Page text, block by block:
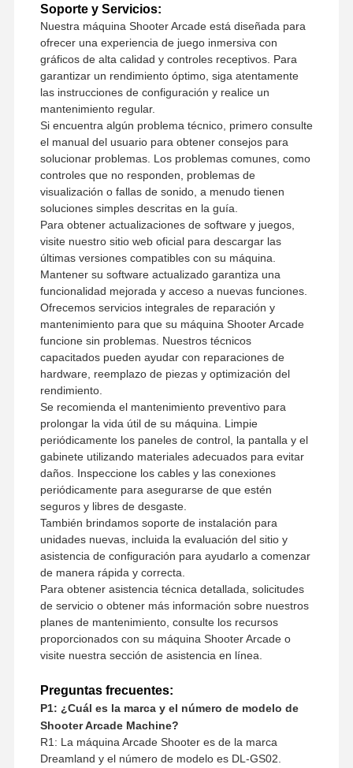
Soporte y Servicios:
Nuestra máquina Shooter Arcade está diseñada para
ofrecer una experiencia de juego inmersiva con
gráficos de alta calidad y controles receptivos. Para
garantizar un rendimiento óptimo, siga atentamente
las instrucciones de configuración y realice un
mantenimiento regular.
Si encuentra algún problema técnico, primero consulte
el manual del usuario para obtener consejos para
solucionar problemas. Los problemas comunes, como
controles que no responden, problemas de
visualización o fallas de sonido, a menudo tienen
soluciones simples descritas en la guía.
Para obtener actualizaciones de software y juegos,
visite nuestro sitio web oficial para descargar las
últimas versiones compatibles con su máquina.
Mantener su software actualizado garantiza una
funcionalidad mejorada y acceso a nuevas funciones.
Ofrecemos servicios integrales de reparación y
mantenimiento para que su máquina Shooter Arcade
funcione sin problemas. Nuestros técnicos
capacitados pueden ayudar con reparaciones de
hardware, reemplazo de piezas y optimización del
rendimiento.
Se recomienda el mantenimiento preventivo para
prolongar la vida útil de su máquina. Limpie
periódicamente los paneles de control, la pantalla y el
gabinete utilizando materiales adecuados para evitar
daños. Inspeccione los cables y las conexiones
periódicamente para asegurarse de que estén
seguros y libres de desgaste.
También brindamos soporte de instalación para
unidades nuevas, incluida la evaluación del sitio y
asistencia de configuración para ayudarlo a comenzar
de manera rápida y correcta.
Para obtener asistencia técnica detallada, solicitudes
de servicio o obtener más información sobre nuestros
planes de mantenimiento, consulte los recursos
proporcionados con su máquina Shooter Arcade o
visite nuestra sección de asistencia en línea.
Preguntas frecuentes:
P1: ¿Cuál es la marca y el número de modelo de
Shooter Arcade Machine?
R1: La máquina Arcade Shooter es de la marca
Dreamland y el número de modelo es DL-GS02.